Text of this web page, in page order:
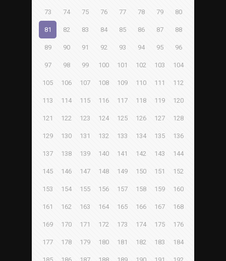
73 74 75 76 77 78 79 80
81 82 83 84 85 86 87 88
89 90 91 92 93 94 95 96
97 98 99 100 101 102 103 104
105 106 107 108 109 110 111 112
113 114 115 116 117 118 119 120
121 122 123 124 125 126 127 128
129 130 131 132 133 134 135 136
137 138 139 140 141 142 143 144
145 146 147 148 149 150 151 152
153 154 155 156 157 158 159 160
161 162 163 164 165 166 167 168
169 170 171 172 173 174 175 176
177 178 179 180 181 182 183 184